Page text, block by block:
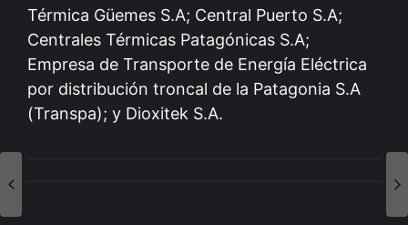
Térmica Güemes S.A; Central Puerto S.A;
Centrales Térmicas Patagónicas S.A;
Empresa de Transporte de Energía Eléctrica
por distribución troncal de la Patagonia S.A
(Transpa); y Dioxitek S.A.